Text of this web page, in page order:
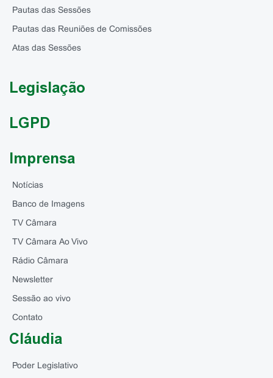
Pautas das Sessões
Pautas das Reuniões de Comissões
Atas das Sessões
Legislação
LGPD
Imprensa
Notícias
Banco de Imagens
TV Câmara
TV Câmara Ao Vivo
Rádio Câmara
Newsletter
Sessão ao vivo
Contato
Cláudia
Poder Legislativo